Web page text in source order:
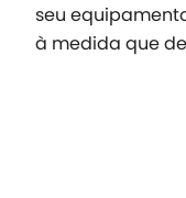
seu
à medida que